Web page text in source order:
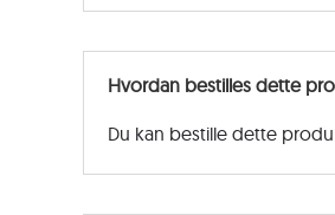
Hvordan bestilles dette
Du kan bestille dette